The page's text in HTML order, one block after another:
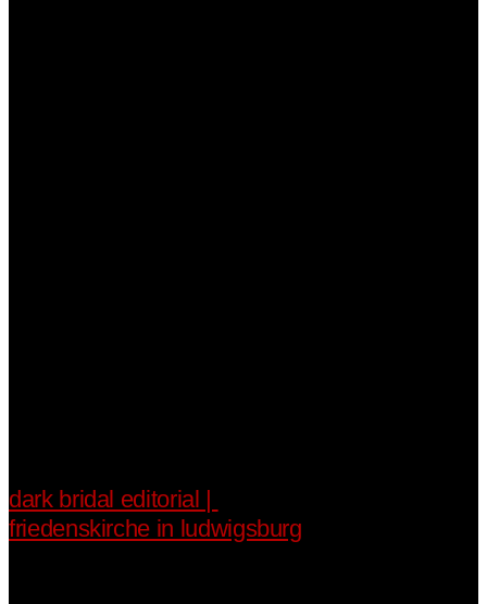
dark bridal editorial |
friedenskirche in ludwigsburg